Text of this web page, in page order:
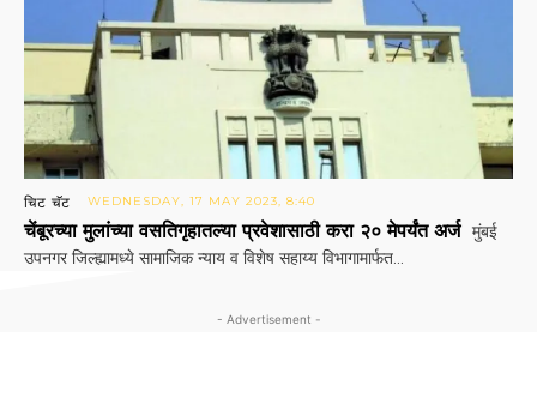
चिट चॅट WEDNESDAY, 17 MAY 2023, 8:40
चेंबूरच्या मुलांच्या वसतिगृहातल्या प्रवेशासाठी करा २० मेपर्यंत अर्ज मुंबई
उपनगर जिल्ह्यामध्ये सामाजिक न्याय व विशेष सहाय्य विभागामार्फत...
- Advertisement -